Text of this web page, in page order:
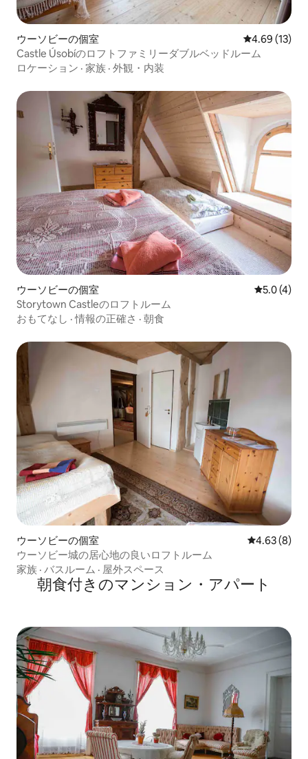
ウーソビーの個室 レビュー13
4.69 (13)
Castle Úsobíのロフトファミリーダブルベッドルーム
ロケーション · 家族 · 外観・内装
ウーソビーの個室 レビュー4
5.0 (4)
Storytown Castleのロフトルーム
おもてなし ·情報の正確さ · 朝食
ウーソビーの個室 レビュー8
4.63 (8)
ウーソビー城の居心地の良いロフトルーム
家族 · バスルーム · 屋外スペース
朝食付きのマンション・アパート